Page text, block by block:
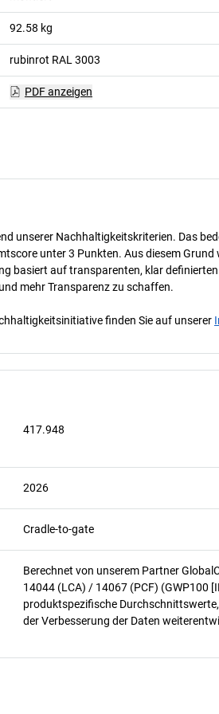
92.58 kg
rubinrot RAL 3003
PDF anzeigen
unserer Nachhaltigkeitskriterien. Das
unter 3 Punkten. Aus diesem
basiert auf transparenten, klar
mehr Transparenz zu schaffen.
finden Sie auf unserer
417.948
2026
Cradle-to-gate
Berechnet von unserem Partner
14044 (LCA) / 14067 (PCF) (GWP100
produktspezifische
der Verbesserung der Daten